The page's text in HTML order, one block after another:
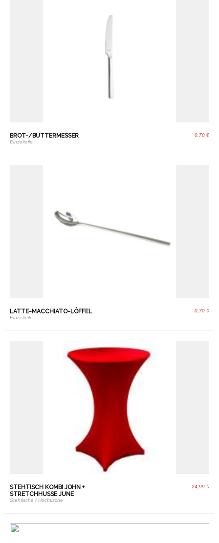
0,70 €
BROT-/BUTTERMESSER
Einzelteile
0,70 €
LATTE-MACCHIATO-LÖFFEL
Einzelteile
24,99 €
STEHTISCH KOMBI JOHN +
STRETCHHUSSE JUNE
Stehtische / Hochtische